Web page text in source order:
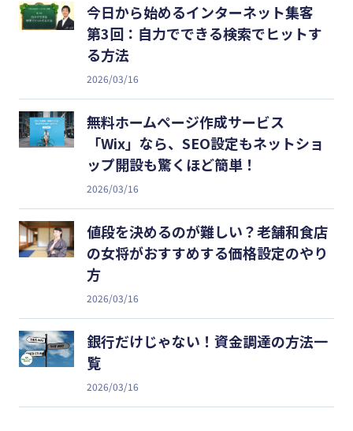
今日から始めるインターネット集客
第3回：自力でできる検索でヒットす
る方法
2026/03/16
無料ホームページ作成サービス
「Wix」なら、SEO設定もネットショ
ップ開設も驚くほど簡単！
2026/03/16
値段を決めるのが難しい？老舗和食店
の女将がおすすめする価格設定のやり
方
2026/03/16
銀行だけじゃない！資金調達の方法一
覧
2026/03/16